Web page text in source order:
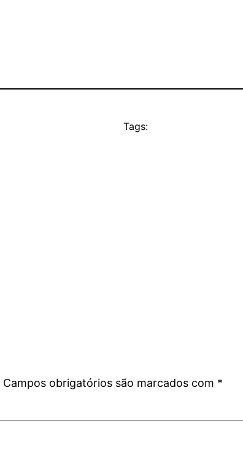
Tags:
Campos obrigatórios são marcados com *